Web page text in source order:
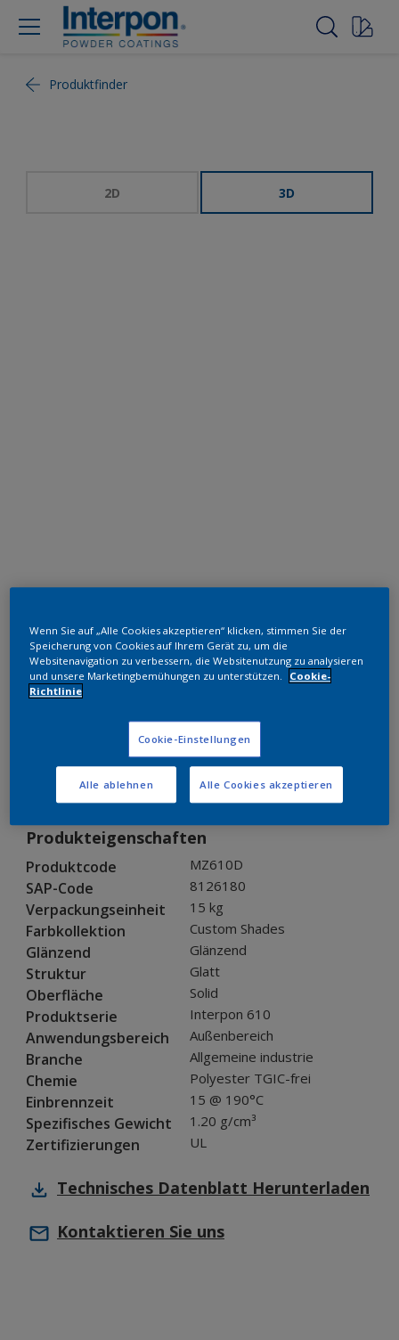
Produktfinder
2D 3D
Clear
MZ610D
Muster bestellen
Bestellen Sie direkt im Webshop
Produkteigenschaften
Produktcode MZ610D
SAP-Code 8126180
Verpackungseinheit 15 kg
Farbkollektion Custom Shades
Glänzend Glänzend
Struktur Glatt
Oberfläche Solid
Produktserie Interpon 610
Anwendungsbereich Außenbereich
Branche Allgemeine industrie
Chemie Polyester TGIC-frei
Einbrennzeit 15 @ 190°C
Spezifisches Gewicht 1.20 g/cm³
Zertifizierungen UL
Technisches Datenblatt Herunterladen
Kontaktieren Sie uns
Wenn Sie auf „Alle Cookies akzeptieren“ klicken, stimmen Sie der
Speicherung von Cookies auf Ihrem Gerät zu, um die
Websitenavigation zu verbessern, die Websitenutzung zu analysieren
und unsere Marketingbemühungen zu unterstützen.
Cookie-
Richtlinie
Cookie-Einstellungen
Alle ablehnen Alle Cookies akzeptieren